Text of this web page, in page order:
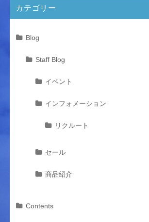
カテゴリー
Blog
Staff Blog
イベント
インフォメーション
リクルート
セール
商品紹介
Contents